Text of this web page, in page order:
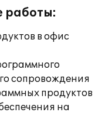
работы:
в офис
сопровождения
продуктов
на